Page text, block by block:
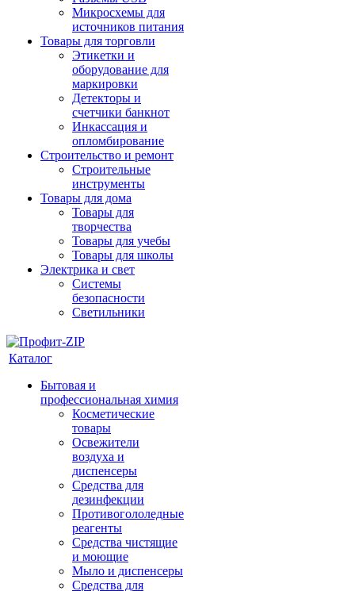
Микросхемы для
источников питания
Товары для торговли
Этикетки и
оборудование для
маркировки
Детекторы и
счетчики банкнот
Инкассация и
опломбирование
Строительство и ремонт
Строительные
инструменты
Товары для дома
Товары для
творчества
Товары для учебы
Товары для школы
Электрика и свет
Системы
безопасности
Светильники
Каталог
Бытовая и
профессиональная химия
Косметические
товары
Освежители
воздуха и
диспенсеры
Средства для
дезинфекции
Противогололедные
реагенты
Средства чистящие
и моющие
Мыло и диспенсеры
Средства для